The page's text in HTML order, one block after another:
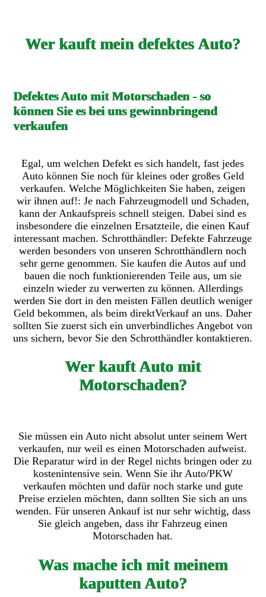
Wer kauft mein defektes Auto?
Defektes Auto mit Motorschaden - so
können Sie es bei uns gewinnbringend
verkaufen
Egal, um welchen Defekt es sich handelt, fast jedes
Auto können Sie noch für kleines oder großes Geld
verkaufen. Welche Möglichkeiten Sie haben, zeigen
wir ihnen auf!: Je nach Fahrzeugmodell und Schaden,
kann der Ankaufspreis schnell steigen. Dabei sind es
insbesondere die einzelnen Ersatzteile, die einen Kauf
interessant machen. Schrotthändler: Defekte Fahrzeuge
werden besonders von unseren Schrotthändlern noch
sehr gerne genommen. Sie kaufen die Autos auf und
bauen die noch funktionierenden Teile aus, um sie
einzeln wieder zu verwerten zu können. Allerdings
werden Sie dort in den meisten Fällen deutlich weniger
Geld bekommen, als beim direktVerkauf an uns. Daher
sollten Sie zuerst sich ein unverbindliches Angebot von
uns sichern, bevor Sie den Schrotthändler kontaktieren.
Wer kauft Auto mit
Motorschaden?
Sie müssen ein Auto nicht absolut unter seinem Wert
verkaufen, nur weil es einen Motorschaden aufweist.
Die Reparatur wird in der Regel nichts bringen oder zu
kostenintensive sein. Wenn Sie ihr Auto/PKW
verkaufen möchten und dafür noch starke und gute
Preise erzielen möchten, dann sollten Sie sich an uns
wenden. Für unseren Ankauf ist nur sehr wichtig, dass
Sie gleich angeben, dass ihr Fahrzeug einen
Motorschaden hat.
Was mache ich mit meinem
kaputten Auto?